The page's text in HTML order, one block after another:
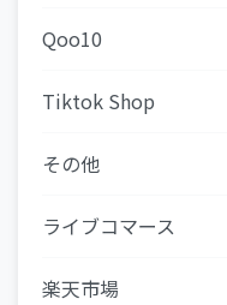
Qoo10
Tiktok Shop
その他
ライブコマース
楽天市場